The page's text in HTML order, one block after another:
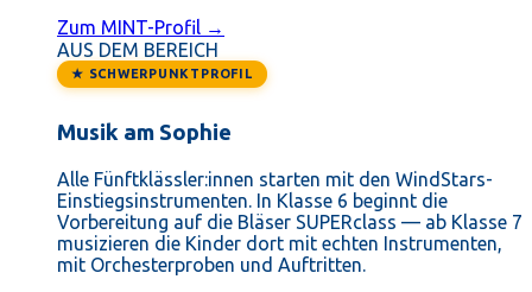
Zum MINT-Profil →
AUS DEM BEREICH
★ SCHWERPUNKTPROFIL
Musik am Sophie
Alle Fünftklässler:innen starten mit den WindStars-
Einstiegsinstrumenten. In Klasse 6 beginnt die
Vorbereitung auf die Bläser SUPERclass — ab Klasse 7
musizieren die Kinder dort mit echten Instrumenten,
mit Orchesterproben und Auftritten.